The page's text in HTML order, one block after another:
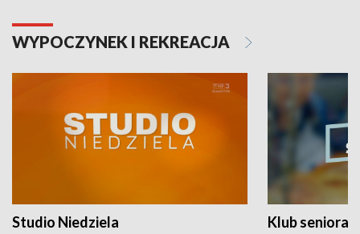
WYPOCZYNEK I REKREACJA
Studio Niedziela Klub seniora